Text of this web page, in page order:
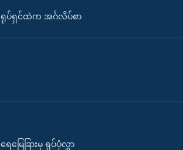
ရုပ်ရှင်ထဲက အင်္ဂလိပ်စာ
ရေမြေခြားမှ ရုပ်ပုံလွှာ